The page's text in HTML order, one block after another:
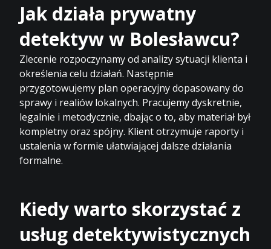
Jak działa prywatny
detektyw w Bolesławcu?
Zlecenie rozpoczynamy od analizy sytuacji klienta i
określenia celu działań. Następnie
przygotowujemy plan operacyjny dopasowany do
sprawy i realiów lokalnych. Pracujemy dyskretnie,
legalnie i metodycznie, dbając o to, aby materiał był
kompletny oraz spójny. Klient otrzymuje raporty i
ustalenia w formie ułatwiającej dalsze działania
formalne.
Kiedy warto skorzystać z
usług detektywistycznych